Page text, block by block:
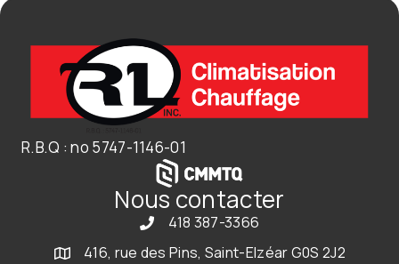
R.B.Q : no 5747-1146-01
Nous contacter
418 387-3366
416, rue des Pins, Saint-Elzéar G0S 2J2